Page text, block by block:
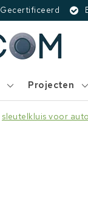
Gecertificeerd
Projecten
sleutelkluis voor